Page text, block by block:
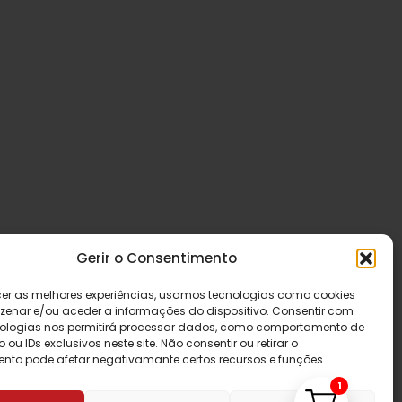
Gerir o Consentimento
as melhores experiências, usamos tecnologias como cookies
e/ou aceder a informações do dispositivo. Consentir com
nos permitirá processar dados, como comportamento de
IDs exclusivos neste site. Não consentir ou retirar o
pode afetar negativamante certos recursos e funções.
1